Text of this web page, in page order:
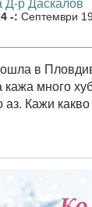
-: Септември
в
много
Кажи какво